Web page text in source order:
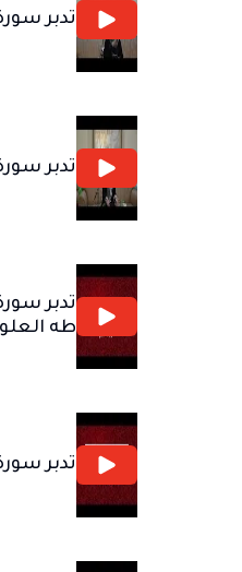
تدبر
تدبر
تدبر
طه
تدبر سورة